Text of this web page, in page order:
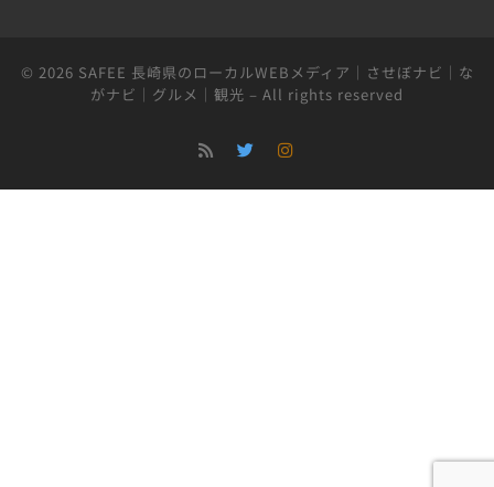
© 2026 SAFEE 長崎県のローカルWEBメディア｜させぼナビ｜な
がナビ｜グルメ｜観光 – All rights reserved